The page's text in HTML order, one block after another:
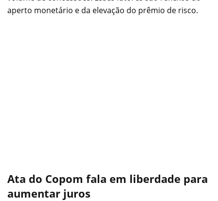
aperto monetário e da elevação do prêmio de risco.
Ata do Copom fala em liberdade para
aumentar juros